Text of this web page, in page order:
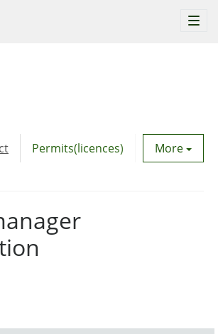
Permits(licences) Utility
More